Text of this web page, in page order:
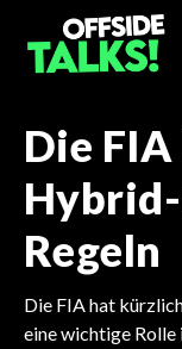
Die
Regeln
Die FIA hat
eine wichtige